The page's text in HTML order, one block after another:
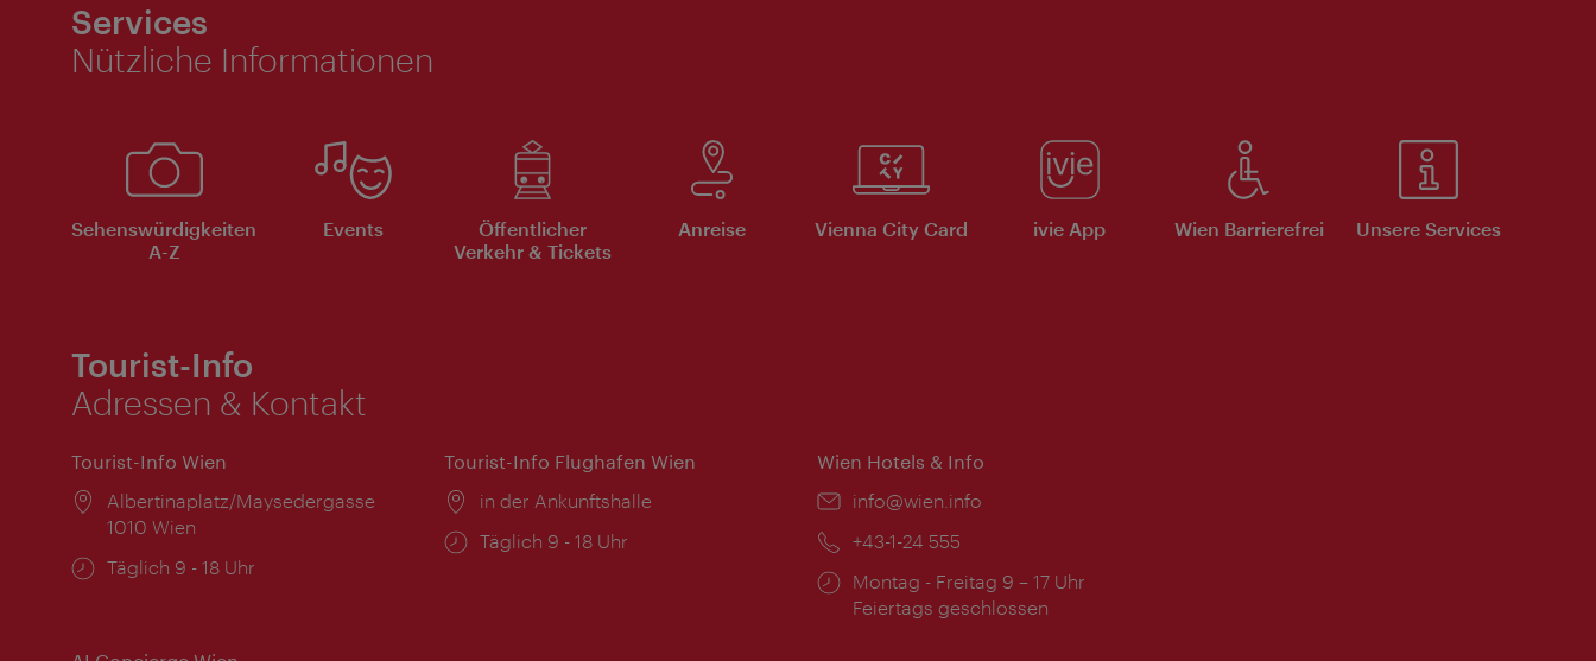
Services
Nützliche Informationen
Sehenswürdigkeiten
A-Z
Events
Öffentlicher
Verkehr & Tickets
Anreise Vienna City Card ivie App Wien Barrierefrei Unsere Services
Tourist-Info
Adressen & Kontakt
Tourist-Info Wien
Ort:
Albertinaplatz/Maysedergasse
1010 Wien
Öffnungszeiten:
Täglich 9 - 18 Uhr
Tourist-Info Flughafen Wien
Ort:
in der Ankunftshalle
Öffnungszeiten:
Täglich 9 - 18 Uhr
Wien Hotels & Info
Email:
info@wien.info
Telefon:
+43-1-24 555
Öffnungszeiten:
Montag - Freitag 9 – 17 Uhr
Feiertags geschlossen